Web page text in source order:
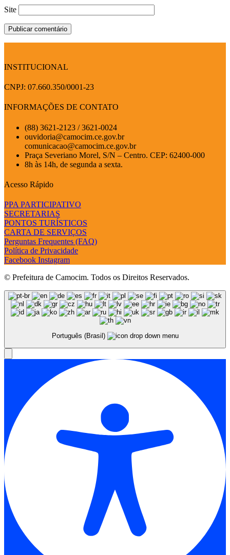
Site
INSTITUCIONAL
CNPJ: 07.660.350/0001-23
INFORMAÇÕES DE CONTATO
(88) 3621-2123 / 3621-0024
ouvidoria@camocim.ce.gov.br
comunicacao@camocim.ce.gov.br
Praça Severiano Morel, S/N – Centro. CEP: 62400-000
8h às 14h, de segunda a sexta.
Acesso Rápido
PPA PARTICIPATIVO
SECRETARIAS
PONTOS TURÍSTICOS
CARTA DE SERVIÇOS
Perguntas Frequentes (FAQ)
Política de Privacidade
Facebook Instagram
© Prefeitura de Camocim. Todos os Direitos Reservados.
Português (Brasil)